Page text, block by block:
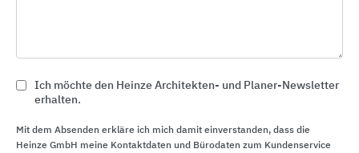
Ich möchte den Heinze Architekten- und Planer-Newsletter
erhalten.
Mit dem Absenden erkläre ich mich damit einverstanden, dass die
Heinze GmbH meine Kontaktdaten und Bürodaten zum Kundenservice